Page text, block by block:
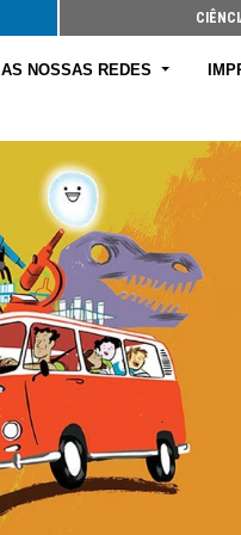
AS NOSSAS REDES